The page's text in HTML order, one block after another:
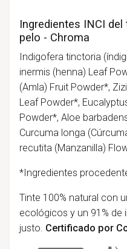
Ingredientes INCI
pelo - Chroma
Indigofera tinctoria
inermis (henna) Leaf
(Amla) Fruit Powder*,
Leaf Powder*,
Powder*, Aloe
Curcuma longa
recutita (Manzanilla)
*Ingredientes
Tinte 100% natural con
ecológicos y un 91% de
justo. Certificado por